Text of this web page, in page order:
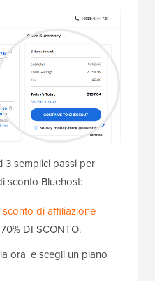
3 semplici passi per
sconto Bluehost:
sconto di affiliazione
DI SCONTO.
ora' e scegli un piano